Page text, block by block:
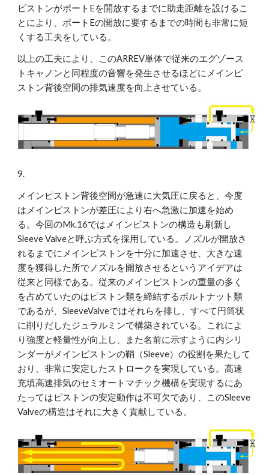
ピストンがポートEを開放するまでに助走距離を設けるこ
とにより、ポートEの開放に要するまでの時間も非常に短
くする工夫をしている。
以上の工夫により、このARREV単体で従来のエグゾース
トキャノンと同程度の音響を発生させるほどにメインピ
ストン背後空間の排気速度を向上させている。
9.
メインピストン背後空間が急速に大気圧に戻ると、今度
はメインピストンが差圧により右へ急激に加速を始め
る。今回のMk.16ではメインピストンの構造も刷新し
Sleeve Valveと呼ぶ方式を採用している。ノズルが開放さ
れるまでにメインピストンを十分に加速させ、大きな速
度を獲得した所でノズルを開放させるというアイデアは
従来と同様である。従来のメインピストンの重量の多く
を占めていたのはピストン類を締結するボルトナット類
であるが、SleeveValveではそれらを排し、すべて円筒状
に削りだしたジュラルミンで構築されている。これによ
り強度と軽量性が向上し、また名前に示すように内シリ
ンダーがメインピストンの鞘（Sleeve）の役割を果たして
おり、非常に安定したストロークを実現している。高速
充填高速排気のセミオートマチック機構を実現するにあ
たってはピストンの安定動作は不可欠であり、このSleeve
Valveの構造はそれに大きく貢献している。